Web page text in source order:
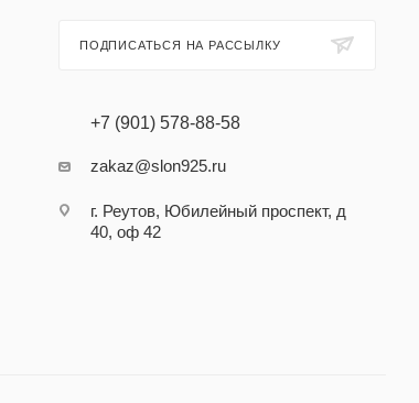
ПОДПИСАТЬСЯ НА РАССЫЛКУ
+7 (901) 578-88-58
zakaz@slon925.ru
г. Реутов, Юбилейный проспект, д
40, оф 42